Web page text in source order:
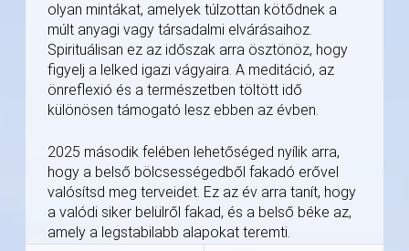
olyan mintákat, amelyek túlzottan kötődnek a
múlt anyagi vagy társadalmi elvárásaihoz.
Spirituálisan ez az időszak arra ösztönöz, hogy
figyelj a lelked igazi vágyaira. A meditáció, az
önreflexió és a természetben töltött idő
különösen támogató lesz ebben az évben.
2025 második felében lehetőséged nyílik arra,
hogy a belső bölcsességedből fakadó erővel
valósítsd meg terveidet. Ez az év arra tanít, hogy
a valódi siker belülről fakad, és a belső béke az,
amely a legstabilabb alapokat teremti.